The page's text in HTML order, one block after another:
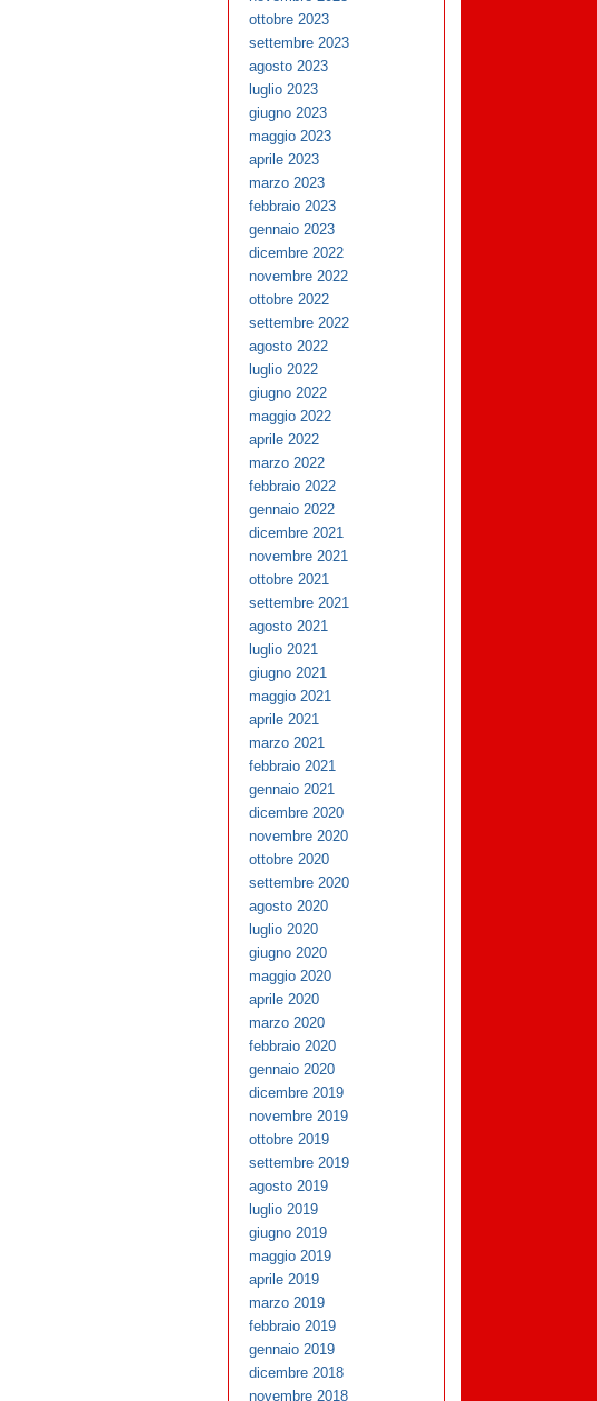
ottobre 2023
settembre 2023
agosto 2023
luglio 2023
giugno 2023
maggio 2023
aprile 2023
marzo 2023
febbraio 2023
gennaio 2023
dicembre 2022
novembre 2022
ottobre 2022
settembre 2022
agosto 2022
luglio 2022
giugno 2022
maggio 2022
aprile 2022
marzo 2022
febbraio 2022
gennaio 2022
dicembre 2021
novembre 2021
ottobre 2021
settembre 2021
agosto 2021
luglio 2021
giugno 2021
maggio 2021
aprile 2021
marzo 2021
febbraio 2021
gennaio 2021
dicembre 2020
novembre 2020
ottobre 2020
settembre 2020
agosto 2020
luglio 2020
giugno 2020
maggio 2020
aprile 2020
marzo 2020
febbraio 2020
gennaio 2020
dicembre 2019
novembre 2019
ottobre 2019
settembre 2019
agosto 2019
luglio 2019
giugno 2019
maggio 2019
aprile 2019
marzo 2019
febbraio 2019
gennaio 2019
dicembre 2018
novembre 2018